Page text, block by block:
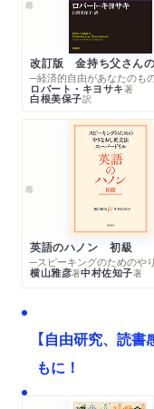
論座に著者が寄稿しま
ースに思う～「母は本
問 大正時代に輸入さ
新聞2022/07/27
朝日新聞夕刊「時代の
年刊 人生を輝かせる
2022/07/27
Yahoo!ニュース オリ
載されました。「結
きづらさ」を抱えた鶴
新聞2022/07/23
者：花田菜々子さん）
─経済的自由があなたのも
ロバート・キヨサキ著
白根美保子訳
英語のハノン 初級
横山雅彦著中村佐知子著
【自由研究、読
もに！